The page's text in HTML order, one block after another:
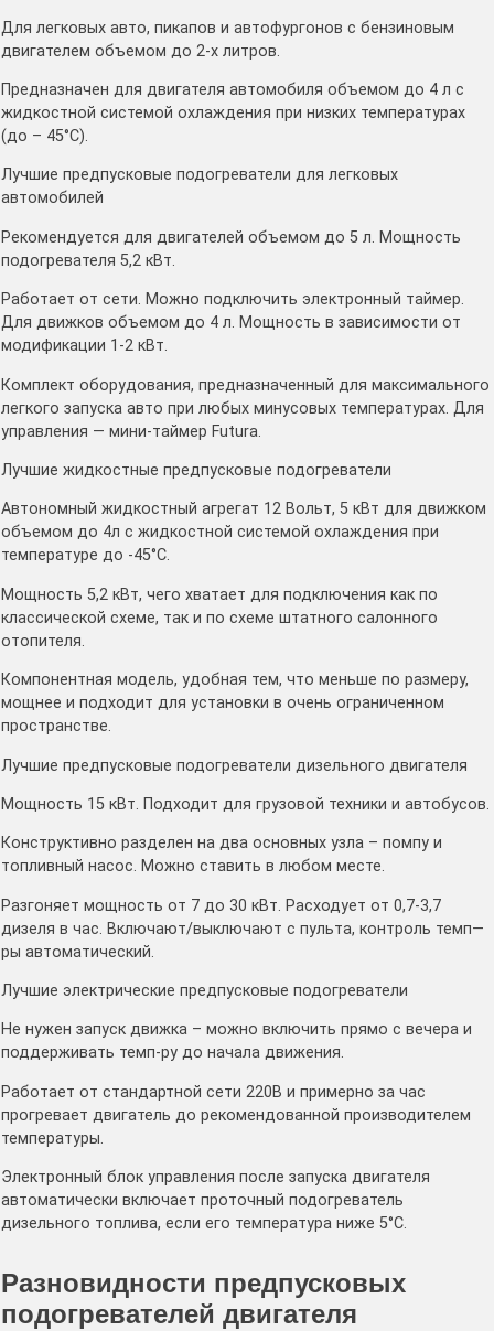
Для легковых авто, пикапов и автофургонов с бензиновым
двигателем объемом до 2-х литров.
Предназначен для двигателя автомобиля объемом до 4 л с
жидкостной системой охлаждения при низких температурах
(до – 45°С).
Лучшие предпусковые подогреватели для легковых
автомобилей
Рекомендуется для двигателей объемом до 5 л. Мощность
подогревателя 5,2 кВт.
Работает от сети. Можно подключить электронный таймер.
Для движков объемом до 4 л. Мощность в зависимости от
модификации 1-2 кВт.
Комплект оборудования, предназначенный для максимального
легкого запуска авто при любых минусовых температурах. Для
управления — мини-таймер Futura.
Лучшие жидкостные предпусковые подогреватели
Автономный жидкостный агрегат 12 Вольт, 5 кВт для движком
объемом до 4л с жидкостной системой охлаждения при
температуре до -45°C.
Мощность 5,2 кВт, чего хватает для подключения как по
классической схеме, так и по схеме штатного салонного
отопителя.
Компонентная модель, удобная тем, что меньше по размеру,
мощнее и подходит для установки в очень ограниченном
пространстве.
Лучшие предпусковые подогреватели дизельного двигателя
Мощность 15 кВт. Подходит для грузовой техники и автобусов.
Конструктивно разделен на два основных узла – помпу и
топливный насос. Можно ставить в любом месте.
Разгоняет мощность от 7 до 30 кВт. Расходует от 0,7-3,7
дизеля в час. Включают/выключают с пульта, контроль темп—
ры автоматический.
Лучшие электрические предпусковые подогреватели
Не нужен запуск движка – можно включить прямо с вечера и
поддерживать темп-ру до начала движения.
Работает от стандартной сети 220В и примерно за час
прогревает двигатель до рекомендованной производителем
температуры.
Электронный блок управления после запуска двигателя
автоматически включает проточный подогреватель
дизельного топлива, если его температура ниже 5°C.
Разновидности предпусковых
подогревателей двигателя